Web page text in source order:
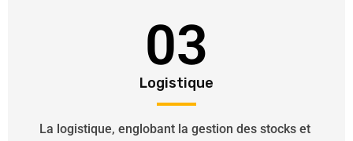
03
Logistique
La logistique, englobant la gestion des stocks et